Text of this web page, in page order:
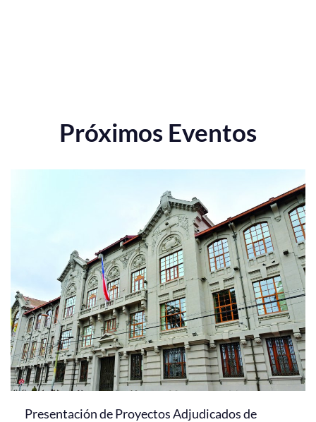
Próximos Eventos
Presentación de Proyectos Adjudicados de